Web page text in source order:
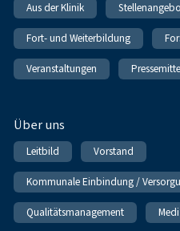
Aus der Klinik
Fort- und Weiterbildung
Veranstaltungen
Über uns
Leitbild Vorstand
Kommunale Einbindung /
Qualitätsmanagement